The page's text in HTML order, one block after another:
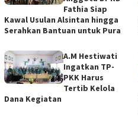
Fathia Siap
Kawal Usulan Alsintan hingga
Serahkan Bantuan untuk Pura
A.M Hestiwati
Ingatkan TP-
PKK Harus
Tertib Kelola
Dana Kegiatan